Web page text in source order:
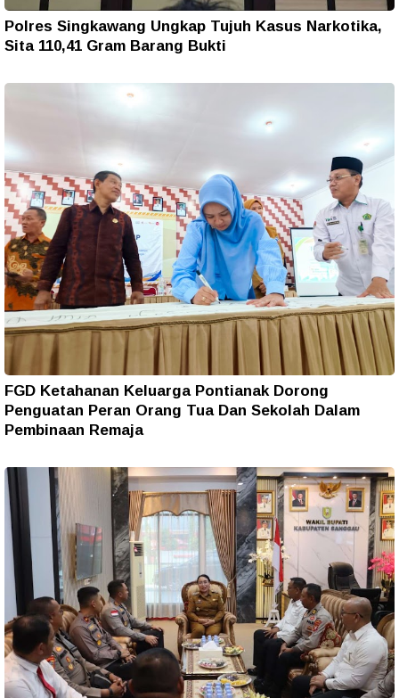
Polres Singkawang Ungkap Tujuh Kasus Narkotika,
Sita 110,41 Gram Barang Bukti
FGD Ketahanan Keluarga Pontianak Dorong
Penguatan Peran Orang Tua Dan Sekolah Dalam
Pembinaan Remaja